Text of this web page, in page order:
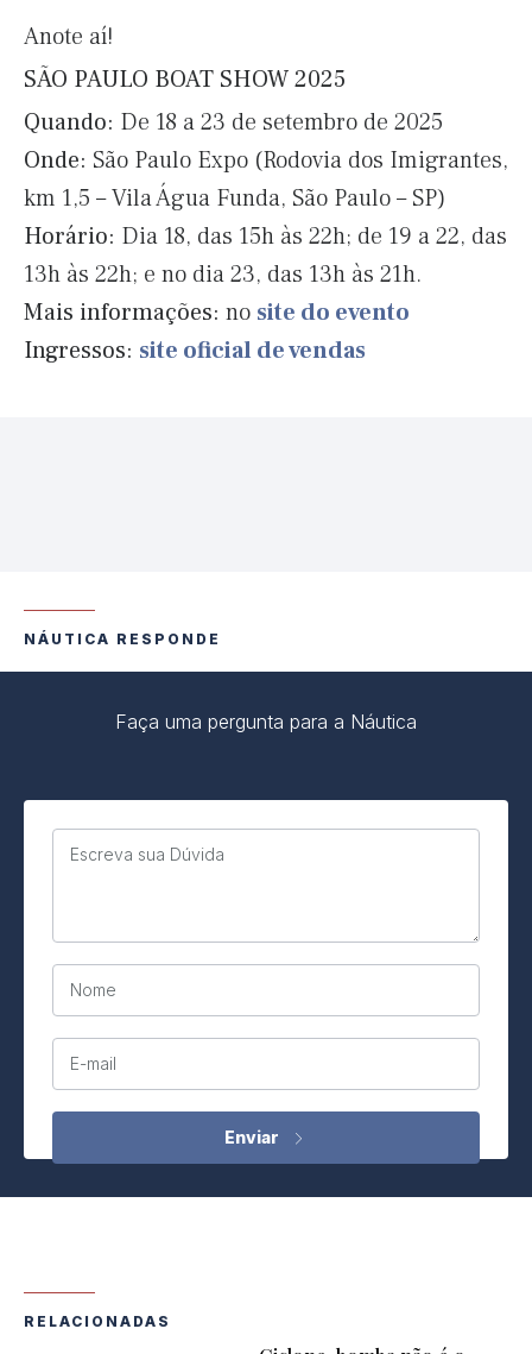
Anote aí!
SÃO PAULO BOAT SHOW 2025
Quando: De 18 a 23 de setembro de 2025
Onde: São Paulo Expo (Rodovia dos Imigrantes,
km 1,5 – Vila Água Funda, São Paulo – SP)
Horário: Dia 18, das 15h às 22h; de 19 a 22, das
13h às 22h; e no dia 23, das 13h às 21h.
Mais informações: no site do evento
Ingressos: site oficial de vendas
NÁUTICA RESPONDE
Faça uma pergunta para a Náutica
Escreva sua Dúvida
Nome
E-mail
RELACIONADAS